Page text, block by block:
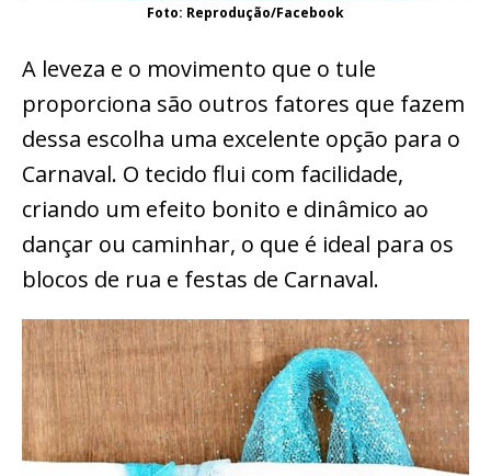
Foto: Reprodução/Facebook
A leveza e o movimento que o tule
proporciona são outros fatores que fazem
dessa escolha uma excelente opção para o
Carnaval. O tecido flui com facilidade,
criando um efeito bonito e dinâmico ao
dançar ou caminhar, o que é ideal para os
blocos de rua e festas de Carnaval.